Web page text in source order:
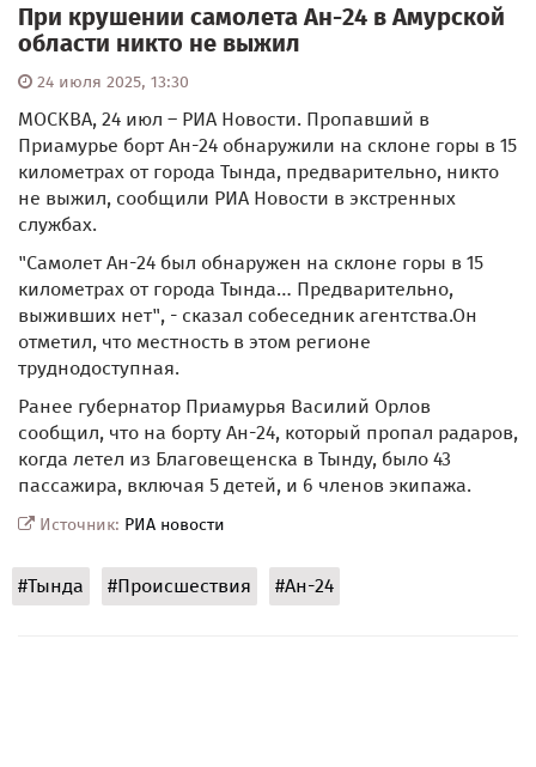
При крушении самолета Ан-24 в Амурской
области никто не выжил
24 июля 2025, 13:30
МОСКВА, 24 июл – РИА Новости. Пропавший в
Приамурье борт Ан-24 обнаружили на склоне горы в 15
километрах от города Тында, предварительно, никто
не выжил, сообщили РИА Новости в экстренных
службах.
"Самолет Ан-24 был обнаружен на склоне горы в 15
километрах от города Тында… Предварительно,
выживших нет", - сказал собеседник агентства.Он
отметил, что местность в этом регионе
труднодоступная.
Ранее губернатор Приамурья Василий Орлов
сообщил, что на борту Ан-24, который пропал радаров,
когда летел из Благовещенска в Тынду, было 43
пассажира, включая 5 детей, и 6 членов экипажа.
Источник: РИА новости
#Тында #Происшествия #Ан-24